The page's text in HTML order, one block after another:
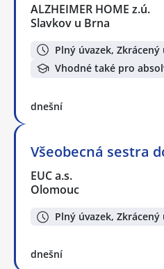
ALZHEIMER HOME z.ú.
Slavkov u Brna
Plný úvazek, Zkrácený
Vhodné také pro
dnešní
Všeobecná sestra
EUC a.s.
Olomouc
Plný úvazek, Zkrácený
dnešní